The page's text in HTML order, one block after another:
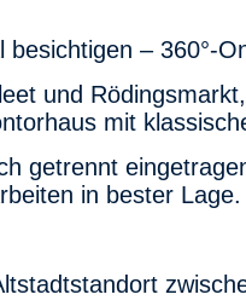
besichtigen – 360°-
und
mit
getrennt
in bester Lage.